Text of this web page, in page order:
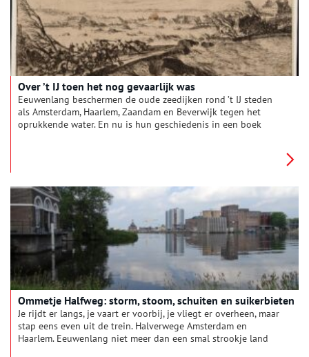
Over ’t IJ toen het nog gevaarlijk was
Eeuwenlang beschermen de oude zeedijken rond ’t IJ steden
als Amsterdam, Haarlem, Zaandam en Beverwijk tegen het
oprukkende water. En nu is hun geschiedenis in een boek
Ommetje Halfweg: storm, stoom, schuiten en suikerbieten
Je rijdt er langs, je vaart er voorbij, je vliegt er overheen, maar
stap eens even uit de trein. Halverwege Amsterdam en
Haarlem. Eeuwenlang niet meer dan een smal strookje land